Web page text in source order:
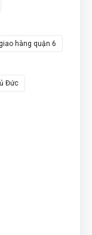
giao hàng quận 6
Đức